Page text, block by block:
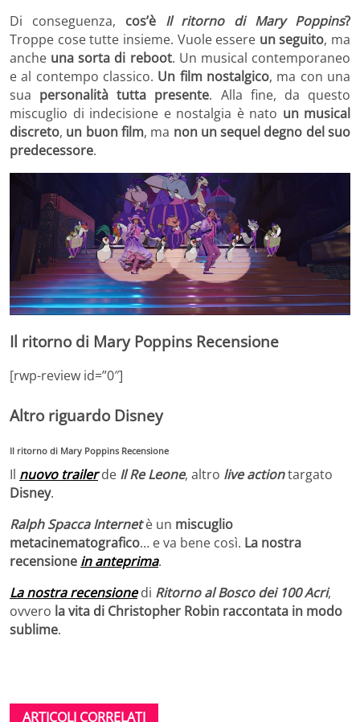
Di conseguenza, cos’è Il ritorno di Mary Poppins?
Troppe cose tutte insieme. Vuole essere un seguito, ma
anche una sorta di reboot. Un musical contemporaneo
e al contempo classico. Un film nostalgico, ma con una
sua personalità tutta presente. Alla fine, da questo
miscuglio di indecisione e nostalgia è nato un musical
discreto, un buon film, ma non un sequel degno del suo
predecessore.
Il ritorno di Mary Poppins Recensione
[rwp-review id=”0″]
Altro riguardo Disney
Il ritorno di Mary Poppins Recensione
Il nuovo trailerde Il Re Leone, altro live actiontargato
Disney.
Ralph Spacca Internetè un miscuglio
metacinematografico… e va bene così. La nostra
recensione in anteprima.
La nostra recensionedi Ritorno al Bosco dei 100 Acri,
ovvero la vita di Christopher Robin raccontata in modo
sublime.
ARTICOLI CORRELATI